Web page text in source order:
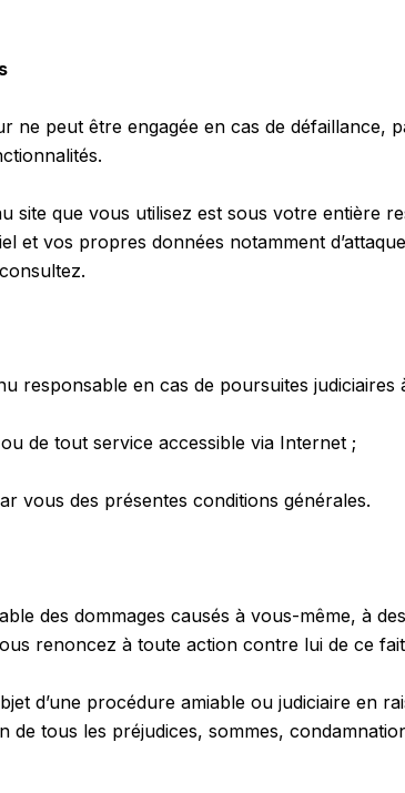
ne peut être engagée en cas de
site que vous utilisez est sous votre entière
et vos propres données notamment
responsable en cas de poursuites
de tout service accessible via Internet ;
vous des présentes conditions générales.
des dommages causés à vous-même, à
renoncez à toute action contre lui de ce
d’une procédure amiable ou judiciaire
de tous les préjudices, sommes,